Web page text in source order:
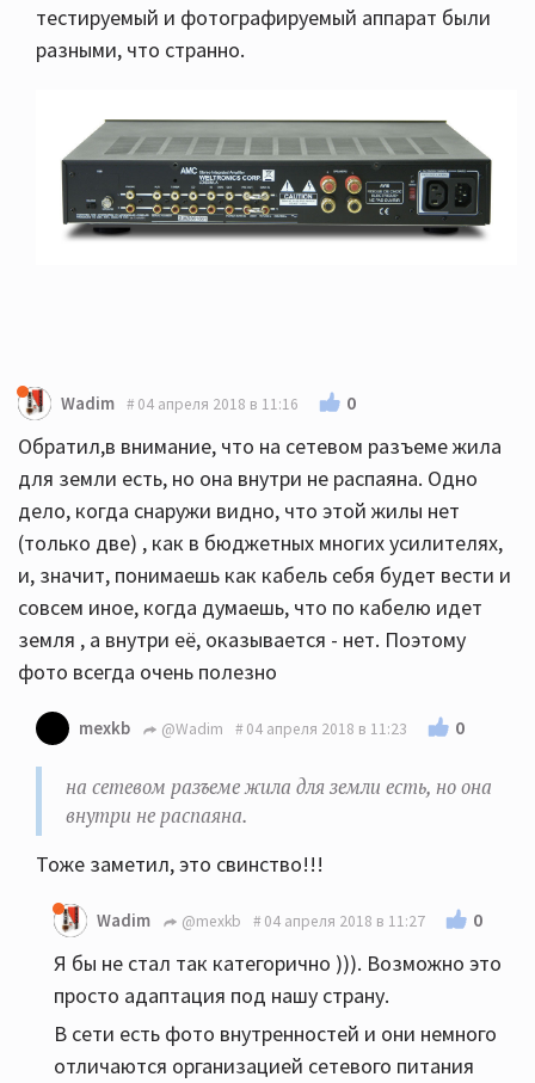
тестируемый и фотографируемый аппарат были
разными, что странно.
Wadim 04 апреля 2018 в 11:16 0
Обратил,в внимание, что на сетевом разъеме жила
для земли есть, но она внутри не распаяна. Одно
дело, когда снаружи видно, что этой жилы нет
(только две) , как в бюджетных многих усилителях,
и, значит, понимаешь как кабель себя будет вести и
совсем иное, когда думаешь, что по кабелю идет
земля , а внутри её, оказывается - нет. Поэтому
фото всегда очень полезно
mexkb @Wadim 04 апреля 2018 в 11:23 0
на сетевом разъеме жила для земли есть, но она
внутри не распаяна.
Тоже заметил, это свинство!!!
Wadim @mexkb 04 апреля 2018 в 11:27 0
Я бы не стал так категорично ))). Возможно это
просто адаптация под нашу страну.
В сети есть фото внутренностей и они немного
отличаются организацией сетевого питания